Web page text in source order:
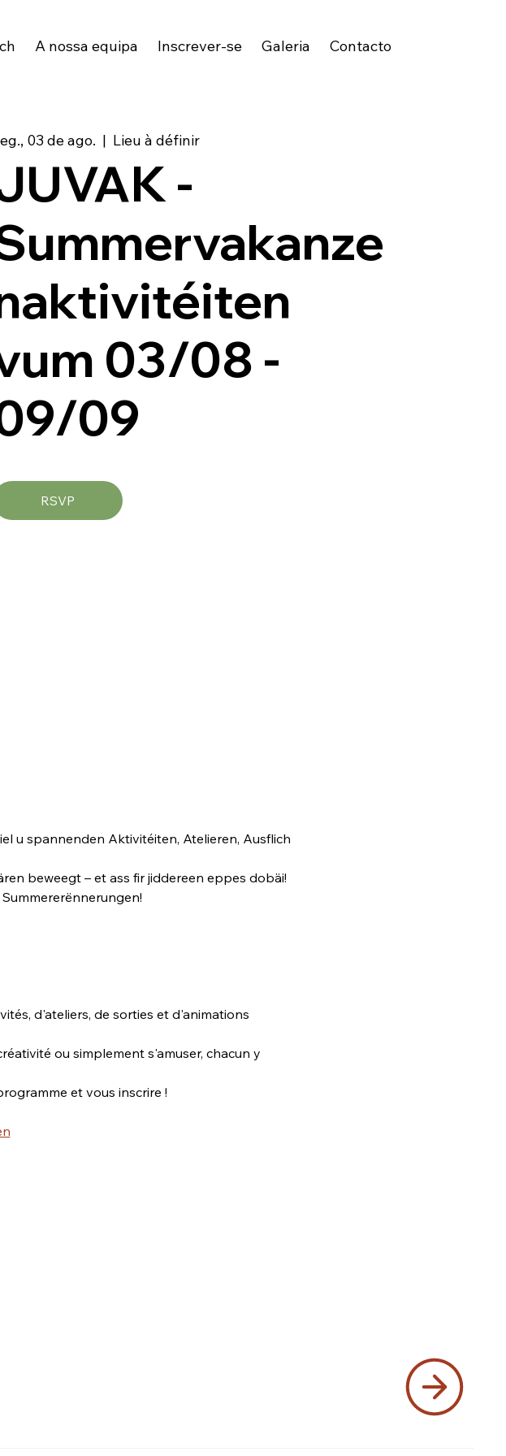
A nossa equipa Inscrever-se Galeria Contacto
03 de ago.
  |
Lieu à définir
-
03/08 -
09
RSVP
u spannenden Aktivitéiten, Atelieren, Ausflich
beweegt – et ass fir jiddereen eppes dobäi!
d'ateliers, de sorties et d'animations
ou simplement s'amuser, chacun y
et vous inscrire !